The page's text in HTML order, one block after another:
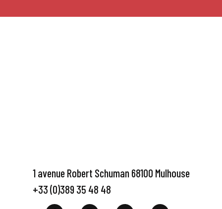
1 avenue Robert Schuman 68100 Mulhouse
+33 (0)389 35 48 48